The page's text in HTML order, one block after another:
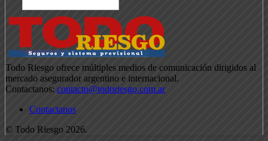
Todo Riesgo ofrece múltiples medios de comunicación dirigidos al
mercado asegurador argentino e internacional.
Contactanos: contacto@todoriesgo.com.ar
Contactanos
© Todo Riesgo 2026.